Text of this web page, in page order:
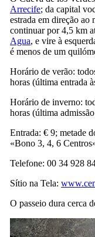
Arrecife; da capital
estrada em direção ao
continuar por 4,5 km
Agua, e vire à
é menos de um
Horário de verão:
horas (última entrada
Horário de inverno:
horas (última
Entrada: € 9; metade
«Bono 3, 4, 6 Centros
Telefone: 00 34 928
Sítio na Tela:
O passeio dura cerca